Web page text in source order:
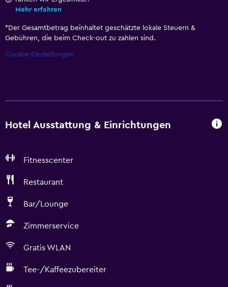
Mehr erfahren
* Der Gesamtbetrag beinhaltet geschätzte lokale Steuern &
Gebühren, die beim Check-out zu zahlen sind.
Cookie-Einstellungen
Hotel Ausstattung & Einrichtungen
Fitnesscenter
Restaurant
Bar/Lounge
Zimmerservice
Gratis WLAN
Tee-/Kaffeezubereiter